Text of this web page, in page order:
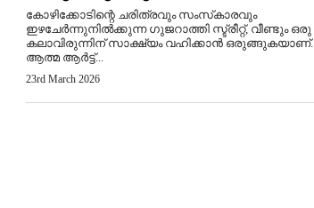
കോഴിക്കോടിന്റെ ചരിത്രവും സംസ്‌കാരവും
ഇഴചേർന്നുനിൽക്കുന്ന ഗുജറാത്തി സ്ട്രീറ്റ്, വീണ്ടും ഒരു
കലാവിരുന്നിന് സാക്ഷ്യം വഹിക്കാൻ ഒരുങ്ങുകയാണ്.
ആത്മ ആർട്ട്...
23rd March 2026